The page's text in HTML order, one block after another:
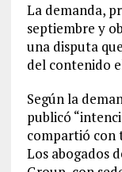
La demanda,
septiembre y
una disputa
del contenido
Según la
publicó
compartió con
Los abogados